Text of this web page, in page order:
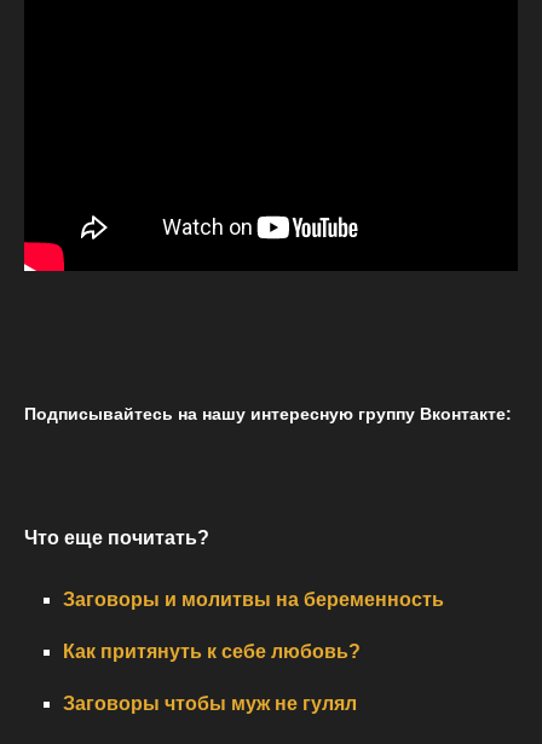
Подписывайтесь на нашу интересную группу Вконтакте:
Что еще почитать?
Заговоры и молитвы на беременность
Как притянуть к себе любовь?
Заговоры чтобы муж не гулял